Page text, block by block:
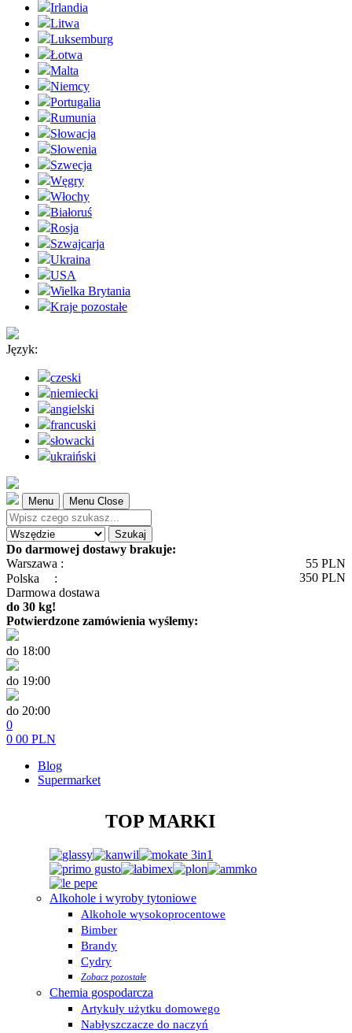
Irlandia
Litwa
Luksemburg
Łotwa
Malta
Niemcy
Portugalia
Rumunia
Słowacja
Słowenia
Szwecja
Węgry
Włochy
Białoruś
Rosja
Szwajcarja
Ukraina
USA
Wielka Brytania
Kraje pozostałe
Język:
czeski
niemiecki
angielski
francuski
słowacki
ukraiński
Menu Menu Close
Szukaj
Do darmowej dostawy brakuje:
Warszawa :
55 PLN
Polska
: 350 PLN
Darmowa dostawa
do 30 kg!
Potwierdzone zamówienia wyślemy:
do 18:00
do 19:00
do 20:00
0
0 00 PLN
Blog
Supermarket
TOP MARKI
Alkohole i wyroby tytoniowe
Alkohole wysokoprocentowe
Bimber
Brandy
Cydry
Zobacz pozostałe
Chemia gospodarcza
Artykuły użytku domowego
Nabłyszczacze do naczyń